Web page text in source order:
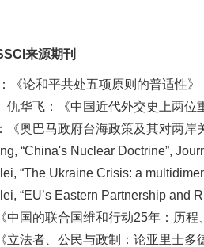
来源期刊
《论和平共处五项原则的普适性》
仇华飞：《中国近代外交史上两
《奥巴马政府台海政策及其对两
“China's Nuclear Doctrine”,
“The Ukraine Crisis: a
“EU’s Eastern Partnership and
中国的联合国维和行动25年：历
立法者、公民与政制：论亚里士多